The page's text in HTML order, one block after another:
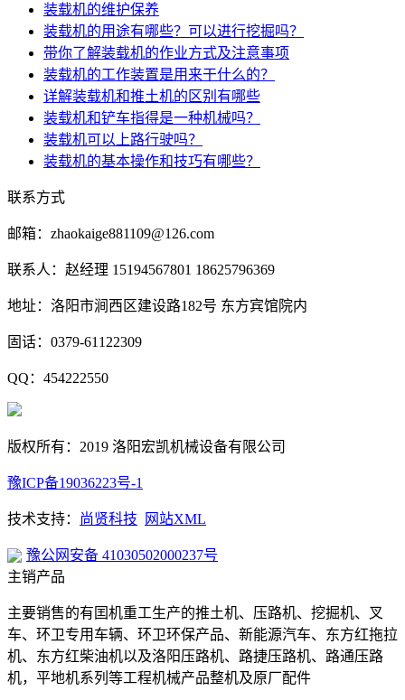
装载机的维护保养
装载机的用途有哪些？可以进行挖掘吗？
带你了解装载机的作业方式及注意事项
装载机的工作装置是用来干什么的？
详解装载机和推土机的区别有哪些
装载机和铲车指得是一种机械吗？
装载机可以上路行驶吗？
装载机的基本操作和技巧有哪些？
联系方式
邮箱：zhaokaige881109@126.com
联系人：赵经理 15194567801 18625796369
地址：洛阳市涧西区建设路182号 东方宾馆院内
固话：0379-61122309
QQ：454222550
版权所有：2019 洛阳宏凯机械设备有限公司
豫ICP备19036223号-1
技术支持： 尚贤科技 网站XML
豫公网安备 41030502000237号
主销产品
主要销售的有囯机重工生产的推土机、压路机、挖掘机、叉
车、环卫专用车辆、环卫环保产品、新能源汽车、东方红拖拉
机、东方红柴油机以及洛阳压路机、路捷压路机、路通压路
机，平地机系列等工程机械产品整机及原厂配件